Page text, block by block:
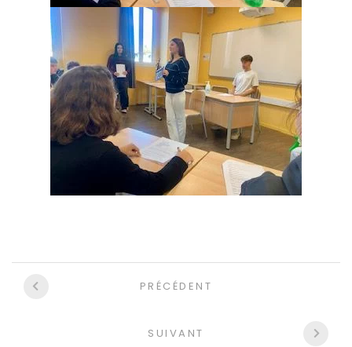
NavigationPRÉCÉDENT
SUIVANT